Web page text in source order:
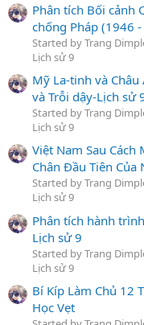
Phân tích Bối cảnh
chống Pháp (1946
Started by Trang
Lịch sử 9
Mỹ La-tinh và
và Trỗi dậy-Lịch sử
Started by Trang
Lịch sử 9
Việt Nam Sau
Chân Đầu Tiên Của
Started by Trang
Lịch sử 9
Phân tích hành
Lịch sử 9
Started by Trang
Lịch sử 9
Bí Kíp Làm Chủ 12
Học Vẹt